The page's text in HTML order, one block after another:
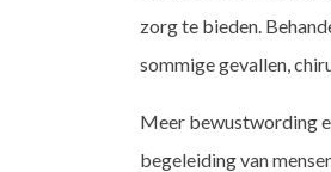
zorg te bieden.
sommige gevallen,
Meer bewustwording
begeleiding van